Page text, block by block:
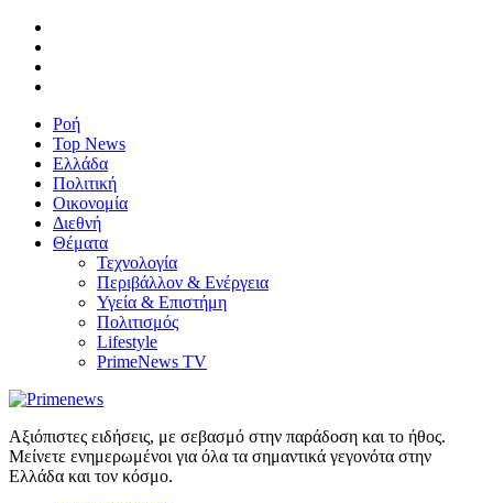
Ροή
Top News
Ελλάδα
Πολιτική
Οικονομία
Διεθνή
Θέματα
Τεχνολογία
Περιβάλλον & Ενέργεια
Υγεία & Επιστήμη
Πολιτισμός
Lifestyle
PrimeNews TV
Αξιόπιστες ειδήσεις, με σεβασμό στην παράδοση και το ήθος.
Μείνετε ενημερωμένοι για όλα τα σημαντικά γεγονότα στην
Ελλάδα και τον κόσμο.